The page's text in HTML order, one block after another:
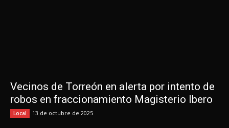
Vecinos de Torreón en alerta por intento de
robos en fraccionamiento Magisterio Ibero
Local 13 de octubre de 2025